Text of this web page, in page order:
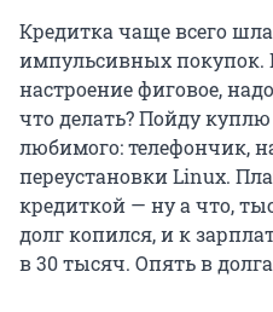
Кредитка чаще всего
импульсивных покупок.
настроение фиговое,
что делать? Пойду
любимого: телефончик,
переустановки Linux.
кредиткой — ну а что,
долг копился, и к
в 30 тысяч. Опять в